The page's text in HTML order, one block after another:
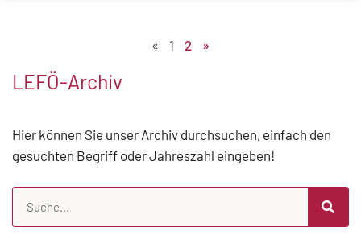
« 1 2 »
LEFÖ-Archiv
Hier können Sie unser Archiv durchsuchen, einfach den
gesuchten Begriff oder Jahreszahl eingeben!